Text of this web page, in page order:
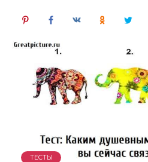
ТЕСТЫ